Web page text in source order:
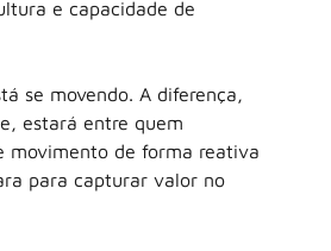
e capacidade de
se movendo. A diferença,
estará entre quem
movimento de forma reativa
para capturar valor no